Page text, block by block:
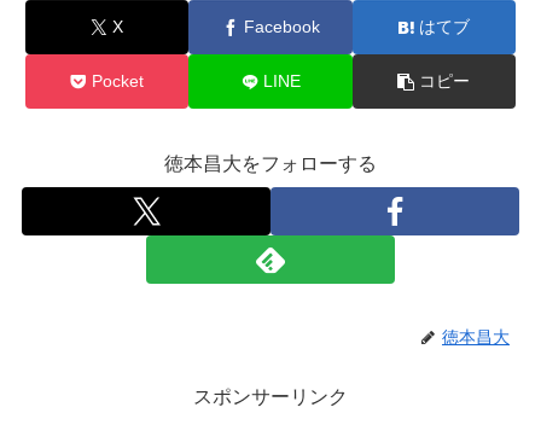
X Facebook はてブ
Pocket LINE コピー
徳本昌大をフォローする
徳本昌大
スポンサーリンク